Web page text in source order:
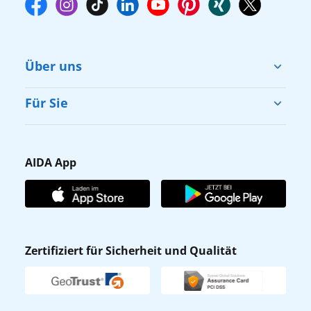
Über uns
Cruise & Help
Karriere
Affiliateprogramm
Verhaltens- & Ethikkodex
Newsletter
Für Sie
Gästefragebogen
AIDA Club
AIDA App
Zertifiziert für Sicherheit und Qualität